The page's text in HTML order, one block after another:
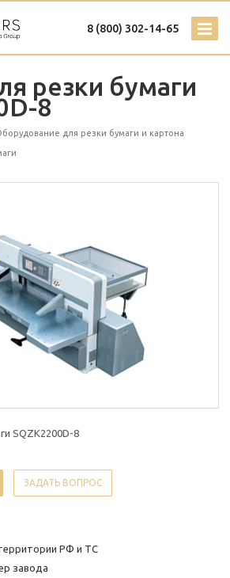
8 (800) 302-14-65
резки бумаги
8
для резки бумаги и картона
SQZK2200D-8
ЗАДАТЬ ВОПРОС
РФ и ТС
завода